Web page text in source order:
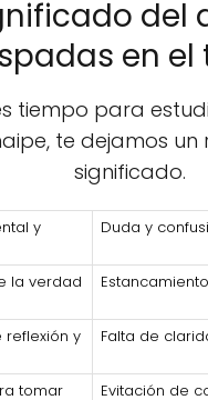
del
en
tiempo para
te dejamos un
significado.
y
Duda y
la verdad
reflexión y
Falta de
tomar
Evitación de